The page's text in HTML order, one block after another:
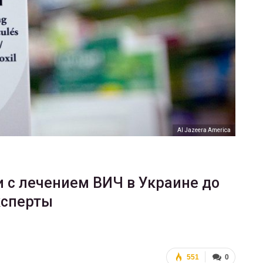
Al Jazeera America
с лечением ВИЧ в Украине до
0
551
ФОТО
В Берлине отпраздновали
легализацию гей-браков
ГЕЙ-АЛЬЯНС УКРАИНА Июл 2, 2017 0